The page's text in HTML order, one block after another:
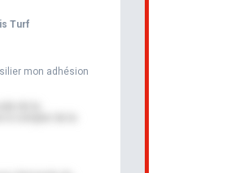
Turf
mon adhésion